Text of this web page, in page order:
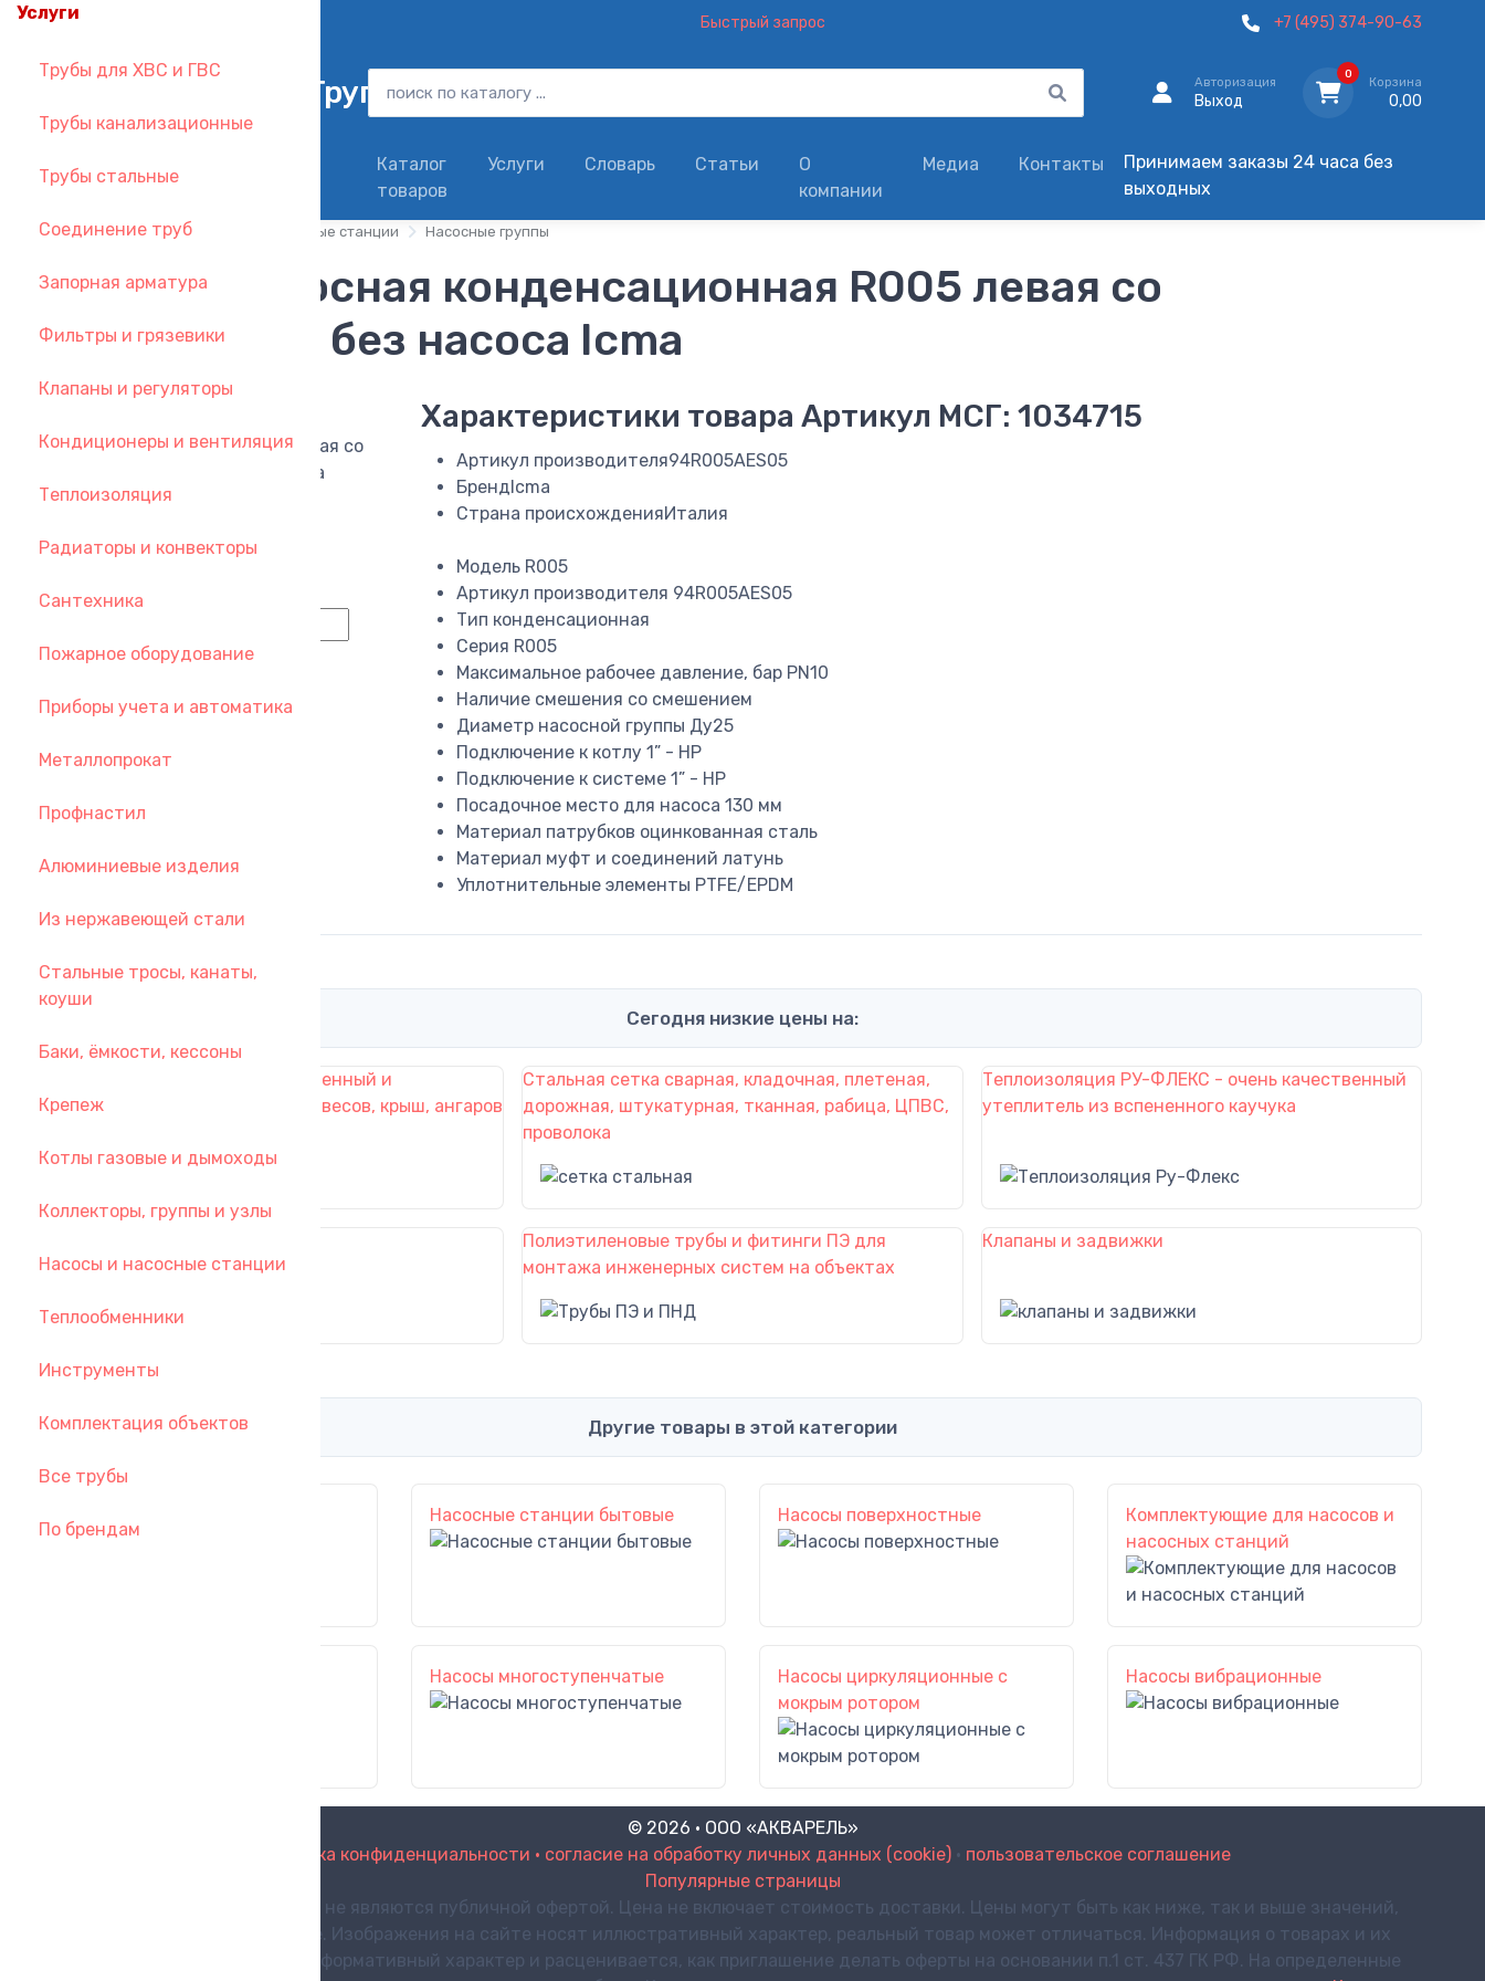
zakaz@metallsantehgroup.ru Быстрый запрос +7 (495) 374-90-63
Авторизация
Выход
0
Корзина
0,00
заказа
Каталог
товаров
Услуги Словарь Статьи
О
компании
Медиа Контакты
Принимаем заказы 24 часа без
выходных
Услуги
Трубы для ХВС и ГВС
Трубы канализационные
Трубы стальные
Соединение труб
Запорная арматура
Фильтры и грязевики
Клапаны и регуляторы
Кондиционеры и вентиляция
Теплоизоляция
Радиаторы и конвекторы
Сантехника
Пожарное оборудование
Приборы учета и автоматика
Металлопрокат
Профнастил
Алюминиевые изделия
Из нержавеющей стали
Стальные тросы, канаты,
коуши
Баки, ёмкости, кессоны
Крепеж
Котлы газовые и дымоходы
Коллекторы, группы и узлы
Насосы и насосные станции
Теплообменники
Инструменты
Комплектация объектов
Все трубы
По брендам
ГлавнаяКаталог Насосы и насосные станции Насосные группы
Группа насосная конденсационная R005 левая со
смешением без насоса Icma
за 1 шт.
+
В корзину
Характеристики товара Артикул МСГ: 1034715
Артикул производителя94R005AES05
БрендIcma
Страна происхожденияИталия
Модель R005
Артикул производителя 94R005AES05
Тип конденсационная
Серия R005
Максимальное рабочее давление, бар PN10
Наличие смешения со смешением
Диаметр насосной группы Ду25
Подключение к котлу 1” - НР
Подключение к системе 1” - НР
Посадочное место для насоса 130 мм
Материал патрубков оцинкованная сталь
Материал муфт и соединений латунь
Уплотнительные элементы PTFE/EPDM
Сегодня низкие цены на:
Профнастил, профлист окрашенный и
оцинкованный для забора, навесов, крыш, ангаров
Стальная сетка сварная, кладочная, плетеная,
дорожная, штукатурная, тканная, рабица, ЦПВС,
проволока
Теплоизоляция РУ-ФЛЕКС - очень качественный
утеплитель из вспененного каучука
Полиэтиленовые трубы и фитинги ПЭ для
монтажа инженерных систем на объектах
Клапаны и задвижки
Другие товары в этой категории
Насосные станции бытовые Насосы поверхностные
Комплектующие для насосов и
насосных станций
Насосы многоступенчатые
Насосы циркуляционные с
мокрым ротором
Насосы вибрационные
© 2026 · ООО «АКВАРЕЛЬ»
политика конфиденциальности • согласие на обработку личных данных (cookie) • пользовательское соглашение
Популярные страницы
Цены, указанные на сайте, не являются публичной офертой. Цена не включает стоимость доставки. Цены могут быть как ниже, так и выше значений,
представленных на сайте. Изображения на сайте носят иллюстративный характер, реальный товар может отличаться. Информация о товарах и их
характеристиках носит информативный характер и расценивается, как приглашение делать оферты на основании п.1 ст. 437 ГК РФ. На определенные